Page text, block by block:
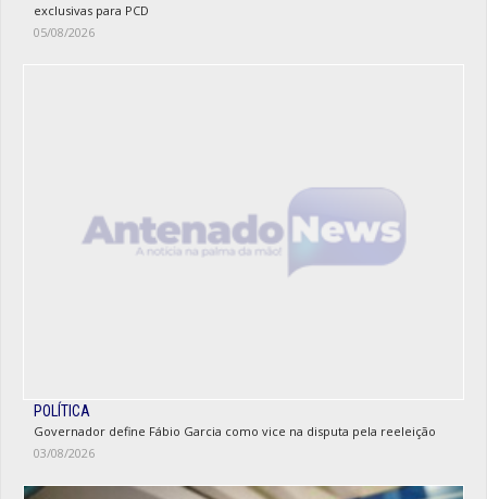
exclusivas para PCD
05/08/2026
POLÍTICA
Governador define Fábio Garcia como vice na disputa pela reeleição
03/08/2026